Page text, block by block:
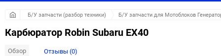
Б/У запчасти (разбор техники) Б/У запчасти для Мотоблоков
Карбюратор Robin Subaru EX40
Обзор Отзывы (0)